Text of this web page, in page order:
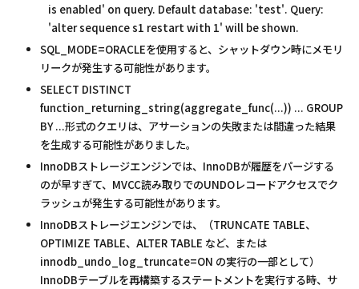
is enabled' on query. Default database: 'test'. Query:
'alter sequence s1 restart with 1' will be shown.
SQL_MODE=ORACLEを使用すると、シャットダウン時にメモリ
リークが発生する可能性があります。
SELECT DISTINCT
function_returning_string(aggregate_func(...)) ... GROUP
BY ...形式のクエリは、アサーションの失敗または間違った結果
を生成する可能性がありました。
InnoDBストレージエンジンでは、InnoDBが履歴をパージする
のが早すぎて、MVCC読み取りでのUNDOレコードアクセスでク
ラッシュが発生する可能性があります。
InnoDBストレージエンジンでは、（TRUNCATE TABLE、
OPTIMIZE TABLE、ALTER TABLE など、または
innodb_undo_log_truncate=ON の実行の一部として）
InnoDBテーブルを再構築するステートメントを実行する時、サ